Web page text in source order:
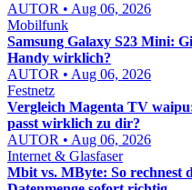
AUTOR • Aug 06, 2026
Mobilfunk
Samsung Galaxy S23 Mini:
Handy wirklich?
AUTOR • Aug 06, 2026
Festnetz
Vergleich Magenta TV
passt wirklich zu dir?
AUTOR • Aug 06, 2026
Internet & Glasfaser
Mbit vs. MByte: So rechnest